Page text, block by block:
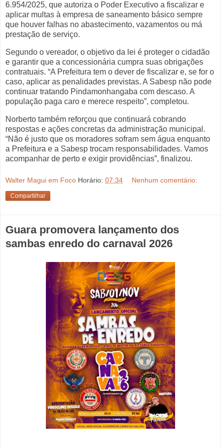
6.954/2025, que autoriza o Poder Executivo a fiscalizar e
aplicar multas à empresa de saneamento básico sempre
que houver falhas no abastecimento, vazamentos ou má
prestação de serviço.
Segundo o vereador, o objetivo da lei é proteger o cidadão
e garantir que a concessionária cumpra suas obrigações
contratuais. “A Prefeitura tem o dever de fiscalizar e, se for o
caso, aplicar as penalidades previstas. A Sabesp não pode
continuar tratando Pindamonhangaba com descaso. A
população paga caro e merece respeito”, completou.
Norberto também reforçou que continuará cobrando
respostas e ações concretas da administração municipal.
“Não é justo que os moradores sofram sem água enquanto
a Prefeitura e a Sabesp trocam responsabilidades. Vamos
acompanhar de perto e exigir providências”, finalizou.
Walter Magui em Foco Horário: 07:34 Nenhum comentário:
Compartilhar
Guara promovera lançamento dos
sambas enredo do carnaval 2026